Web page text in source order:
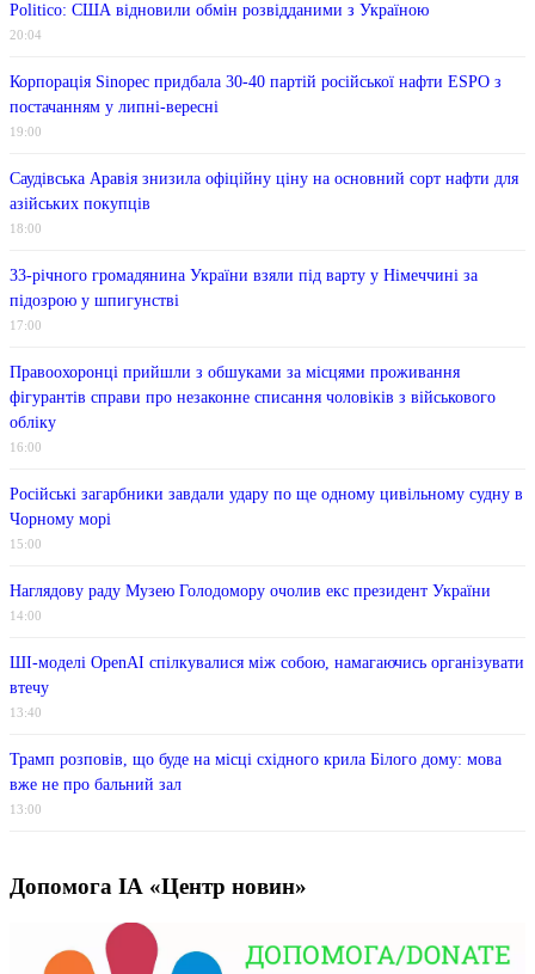
Politico: США відновили обмін розвідданими з Україною
20:04
Корпорація Sinopec придбала 30-40 партій російської нафти ESPO з
постачанням у липні-вересні
19:00
Саудівська Аравія знизила офіційну ціну на основний сорт нафти для
азійських покупців
18:00
33-річного громадянина України взяли під варту у Німеччині за
підозрою у шпигунстві
17:00
Правоохоронці прийшли з обшуками за місцями проживання
фігурантів справи про незаконне списання чоловіків з військового
обліку
16:00
Російські загарбники завдали удару по ще одному цивільному судну в
Чорному морі
15:00
Наглядову раду Музею Голодомору очолив екс президент України
14:00
ШІ-моделі OpenAI спілкувалися між собою, намагаючись організувати
втечу
13:40
Трамп розповів, що буде на місці східного крила Білого дому: мова
вже не про бальний зал
13:00
Допомога ІА «Центр новин»